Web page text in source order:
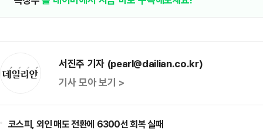
서진주 기자 (pearl@dailian.co.kr)
기사 모아 보기 >
코스피, 외인 매도 전환에 6300선 회복 실패